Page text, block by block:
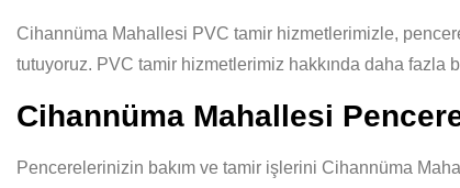
Cihannüma Mahallesi PVC tamir hizmetlerimizle,
tutuyoruz. PVC tamir hizmetlerimiz hakkında daha fazla
Cihannüma Mahallesi
Pencerelerinizin bakım ve tamir işlerini Cihannüma